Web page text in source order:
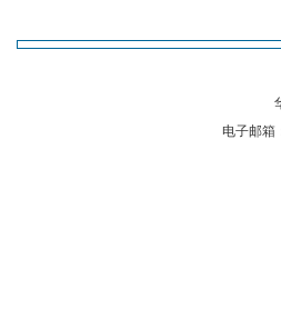
电子邮